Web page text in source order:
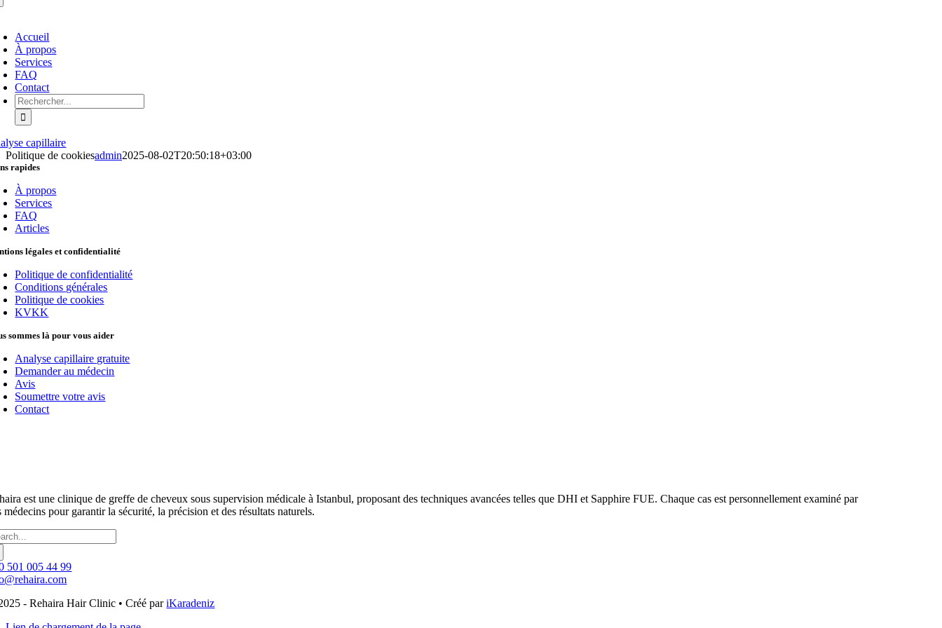
Accueil
À propos
Services
FAQ
Contact
Rechercher :
capillaire
Politique de cookiesadmin2025-08-02T20:50:18+03:00
rapides
À propos
Services
FAQ
Articles
légales et confidentialité
Politique de confidentialité
Conditions générales
Politique de cookies
KVKK
sommes là pour vous aider
Analyse capillaire gratuite
Demander au médecin
Avis
Soumettre votre avis
Contact
est une clinique de greffe de cheveux sous supervision médicale à Istanbul, proposant des techniques avancées telles que DHI et Sapphire FUE. Chaque cas est personnellement examiné par
médecins pour garantir la sécurité, la précision et des résultats naturels.
:
501 005 44 99
- Rehaira Hair Clinic • Créé pariKaradeniz